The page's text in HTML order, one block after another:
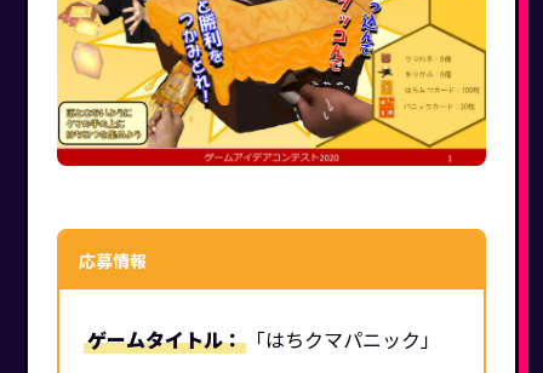
応募情報
ゲームタイトル： 「はちクマパニック」